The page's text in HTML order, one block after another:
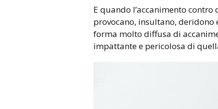
E quando l’accanimento
provocano, insultano,
forma molto diffusa di
impattante e pericolosa di